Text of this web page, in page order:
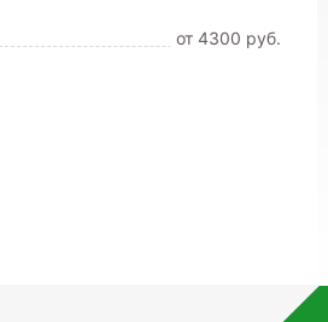
от 4300 pуб.